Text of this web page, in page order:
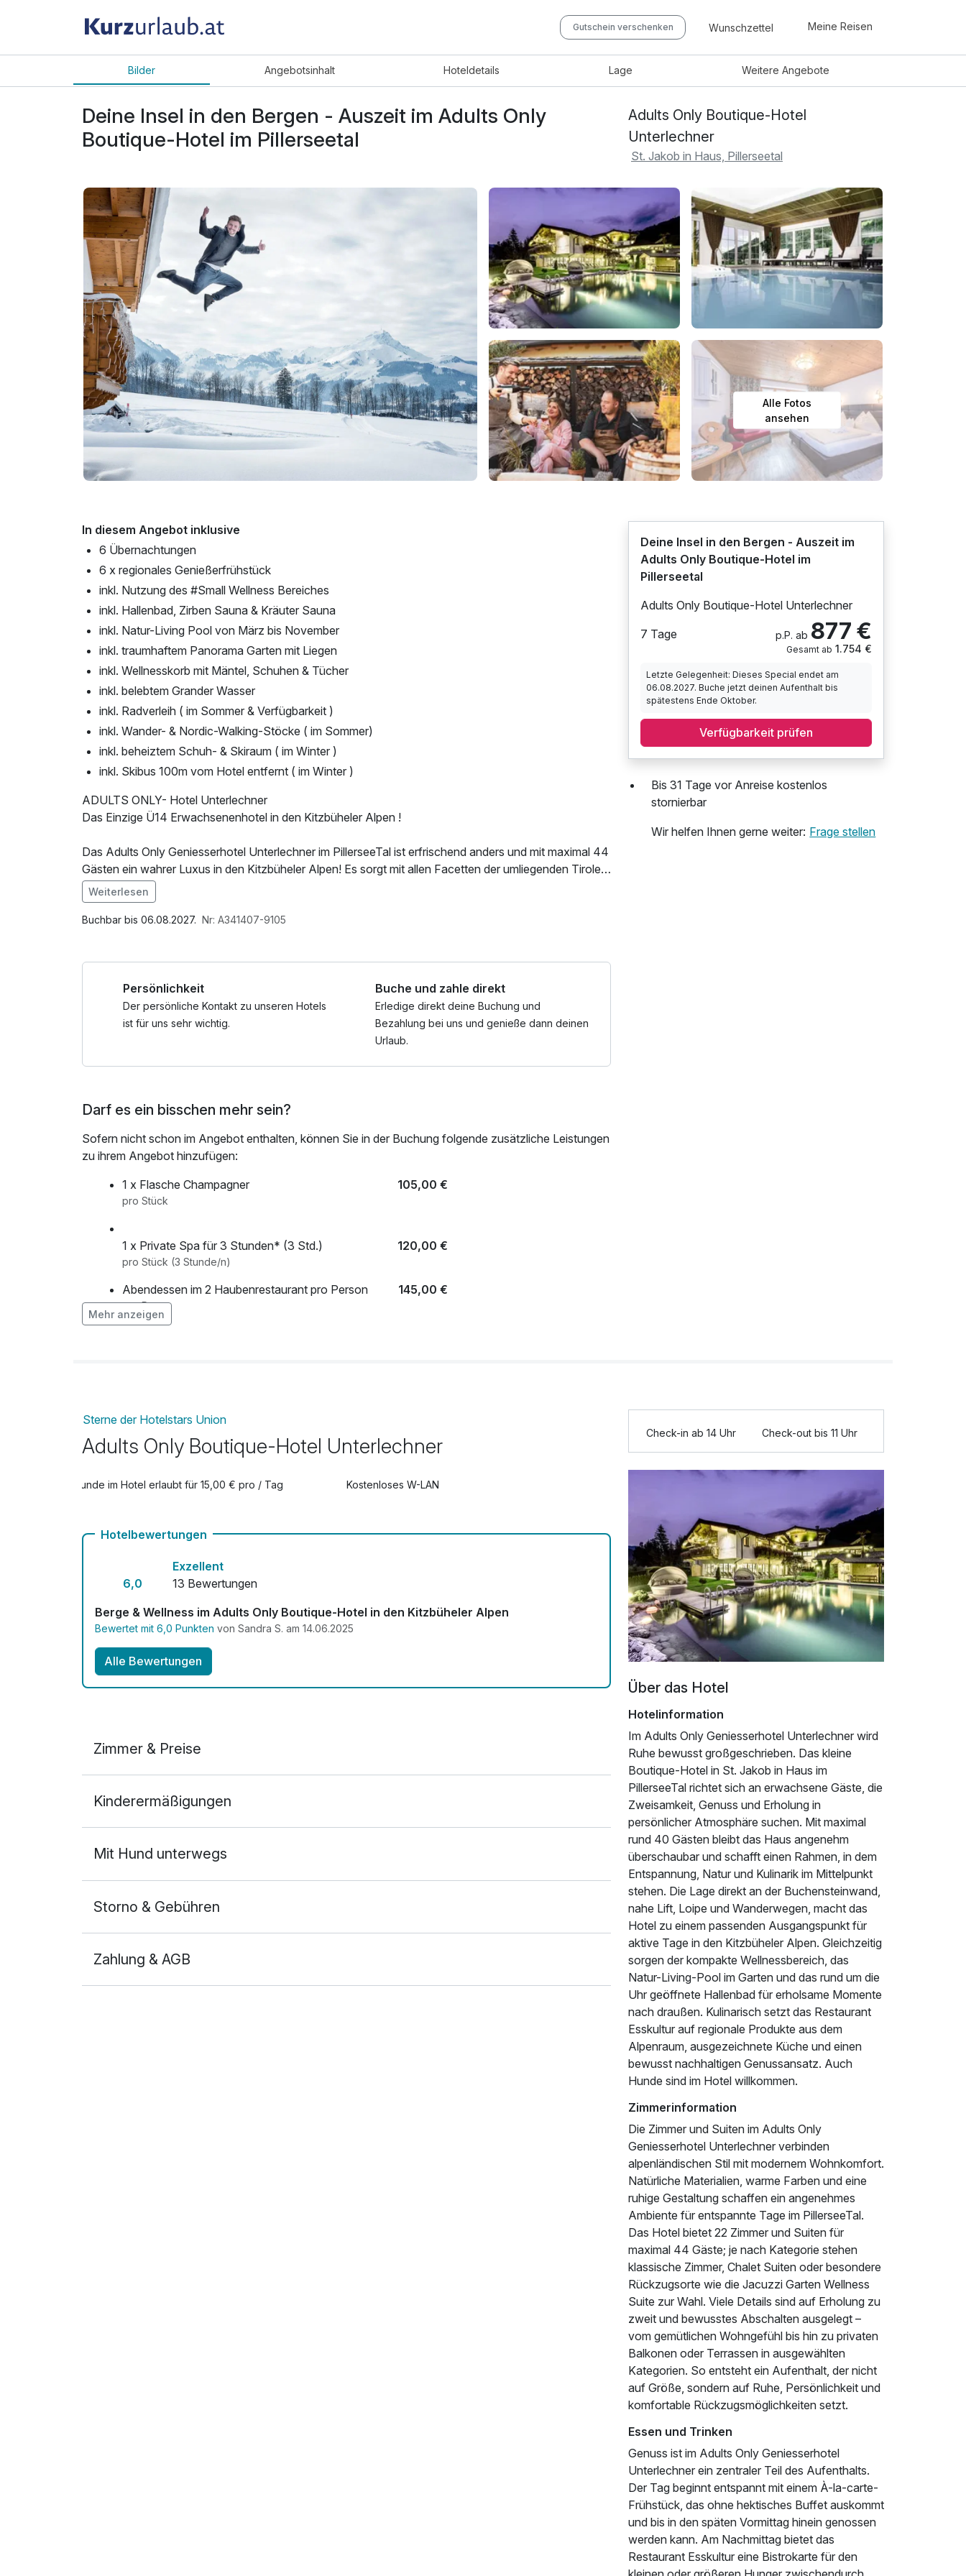
Gutschein verschenken Wunschzettel Meine Reisen
Bilder Angebotsinhalt Hoteldetails Lage WeitereAngebote
Deine Insel in den Bergen - Auszeit im Adults Only
Boutique-Hotel im Pillerseetal
Adults Only Boutique-Hotel
Unterlechner
St. Jakob in Haus, Pillerseetal
Alle Fotos
ansehen
In diesem Angebot inklusive
6 Übernachtungen
6 x regionales Genießerfrühstück
inkl. Nutzung des #Small Wellness Bereiches
inkl. Hallenbad, Zirben Sauna & Kräuter Sauna
inkl. Natur-Living Pool von März bis November
inkl. traumhaftem Panorama Garten mit Liegen
inkl. Wellnesskorb mit Mäntel, Schuhen & Tücher
inkl. belebtem Grander Wasser
inkl. Radverleih ( im Sommer & Verfügbarkeit )
inkl. Wander- & Nordic-Walking-Stöcke ( im Sommer)
inkl. beheiztem Schuh- & Skiraum ( im Winter )
inkl. Skibus 100m vom Hotel entfernt ( im Winter )
ADULTS ONLY- Hotel Unterlechner
Das Einzige Ü14 Erwachsenenhotel in den Kitzbüheler Alpen !
Das Adults Only Geniesserhotel Unterlechner im PillerseeTal ist erfrischend anders und mit maximal 44
Gästen ein wahrer Luxus in den Kitzbüheler Alpen! Es sorgt mit allen Facetten der umliegenden Tiroler
Landschaft, dem Small-Wellnessbereich und mit seiner bodenständigen Haubenküche für ein
unvergessliches Urlaubserlebnis mitsamt Entspannung pur. Und das ausnahmsweise mal ohne die
kleinen, liebevollen Quälgeister. ;-)
- kostenlose Nutzung der ÖBB Züge innerhalb der Kitzbüheler Alpen – von Hochfilzen. St. Johann in
Tirol, Kitzbühel bis Wörgl – mit eurer Gästekarte
- kostenloser Radverleih nach Verfügbarkeit (E-Bike nicht inklusive)
- beheizter Schuh- und Skiraum
- Direkt an der Loipe -Loipenkarte
Weiterlesen
Buchbar bis 06.08.2027. Nr: A341407-9105
Persönlichkeit
Der persönliche Kontakt zu unseren Hotels
ist für uns sehr wichtig.
Buche und zahle direkt
Erledige direkt deine Buchung und
Bezahlung bei uns und genieße dann deinen
Urlaub.
Darf es ein bisschen mehr sein?
Sofern nicht schon im Angebot enthalten, können Sie in der Buchung folgende zusätzliche Leistungen
zu ihrem Angebot hinzufügen:
1 x Flasche Champagner
105,00 €
pro Stück
1 x Private Spa für 3 Stunden* (3 Std.) 120,00 €
pro Stück (3 Stunde/n)
Abendessen im 2 Haubenrestaurant pro Person 145,00 €
pro Person
Mehr anzeigen
Deine Insel in den Bergen - Auszeit im
Adults Only Boutique-Hotel im
Pillerseetal
Adults Only Boutique-Hotel Unterlechner
7 Tage
p.P. ab 877 €
Gesamt ab 1.754 €
Letzte Gelegenheit: Dieses Special endet am
06.08.2027. Buche jetzt deinen Aufenthalt bis
spätestens Ende Oktober.
Verfügbarkeit prüfen
Bis 31 Tage vor Anreise kostenlos
stornierbar
Wir helfen Ihnen gerne weiter: Frage stellen
Sterne der Hotelstars Union
Adults Only Boutique-Hotel Unterlechner
Hunde im Hotel erlaubt für 15,00 € pro / Tag Kostenloses W-LAN
Hotelbewertungen
6,0
Exzellent
13 Bewertungen
Berge & Wellness im Adults Only Boutique-Hotel in den Kitzbüheler Alpen
Bewertet mit 6,0 Punkten von Sandra S. am 14.06.2025
Alle Bewertungen
Zimmer & Preise
2 Erwachsene und 1 Kind
Kinderermäßigungen
Mit Hund unterwegs
Storno & Gebühren
Zahlung & AGB
Check-in ab 14 Uhr Check-out bis 11 Uhr
Über das Hotel
Hotelinformation
Im Adults Only Geniesserhotel Unterlechner wird
Ruhe bewusst großgeschrieben. Das kleine
Boutique-Hotel in St. Jakob in Haus im
PillerseeTal richtet sich an erwachsene Gäste, die
Zweisamkeit, Genuss und Erholung in
persönlicher Atmosphäre suchen. Mit maximal
rund 40 Gästen bleibt das Haus angenehm
überschaubar und schafft einen Rahmen, in dem
Entspannung, Natur und Kulinarik im Mittelpunkt
stehen. Die Lage direkt an der Buchensteinwand,
nahe Lift, Loipe und Wanderwegen, macht das
Hotel zu einem passenden Ausgangspunkt für
aktive Tage in den Kitzbüheler Alpen. Gleichzeitig
sorgen der kompakte Wellnessbereich, das
Natur-Living-Pool im Garten und das rund um die
Uhr geöffnete Hallenbad für erholsame Momente
nach draußen. Kulinarisch setzt das Restaurant
Esskultur auf regionale Produkte aus dem
Alpenraum, ausgezeichnete Küche und einen
bewusst nachhaltigen Genussansatz. Auch
Hunde sind im Hotel willkommen.
Zimmerinformation
Die Zimmer und Suiten im Adults Only
Geniesserhotel Unterlechner verbinden
alpenländischen Stil mit modernem Wohnkomfort.
Natürliche Materialien, warme Farben und eine
ruhige Gestaltung schaffen ein angenehmes
Ambiente für entspannte Tage im PillerseeTal.
Das Hotel bietet 22 Zimmer und Suiten für
maximal 44 Gäste; je nach Kategorie stehen
klassische Zimmer, Chalet Suiten oder besondere
Rückzugsorte wie die Jacuzzi Garten Wellness
Suite zur Wahl. Viele Details sind auf Erholung zu
zweit und bewusstes Abschalten ausgelegt –
vom gemütlichen Wohngefühl bis hin zu privaten
Balkonen oder Terrassen in ausgewählten
Kategorien. So entsteht ein Aufenthalt, der nicht
auf Größe, sondern auf Ruhe, Persönlichkeit und
komfortable Rückzugsmöglichkeiten setzt.
Essen und Trinken
Genuss ist im Adults Only Geniesserhotel
Unterlechner ein zentraler Teil des Aufenthalts.
Der Tag beginnt entspannt mit einem À-la-carte-
Frühstück, das ohne hektisches Buffet auskommt
und bis in den späten Vormittag hinein genossen
werden kann. Am Nachmittag bietet das
Restaurant Esskultur eine Bistrokarte für den